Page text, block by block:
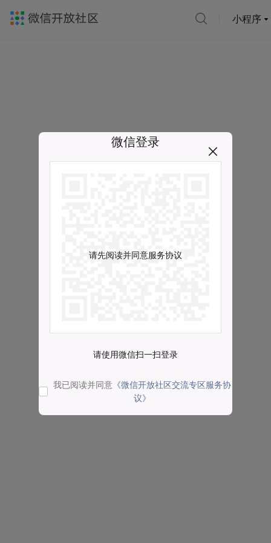
小程序
微信登录
请先阅读并同意服务协议
请使用微信扫一扫登录
我已阅读并同意 《微信开放社区交流专区服务协
议》